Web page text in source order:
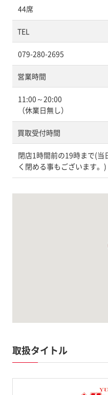
44席
TEL
079-280-2695
営業時間
11:00～20:00
（休業日無し）
買取受付時間
閉店1時間前の19時まで(
く閉める事もございます。)
取扱タイトル